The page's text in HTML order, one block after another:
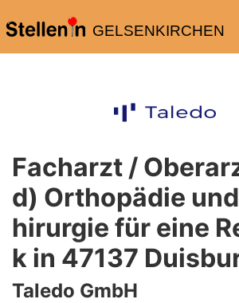
GELSENKIRCHEN
Facharzt /
d) Orthopädie
hirurgie für eine
k in 47137
Taledo GmbH